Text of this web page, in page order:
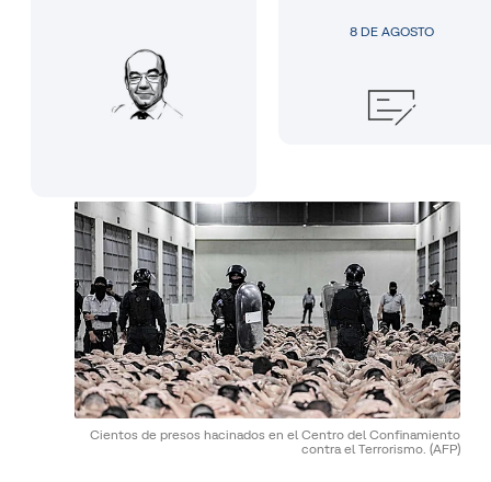
8 DE AGOSTO
Cientos de presos hacinados en el Centro del Confinamiento
contra el Terrorismo. (AFP)